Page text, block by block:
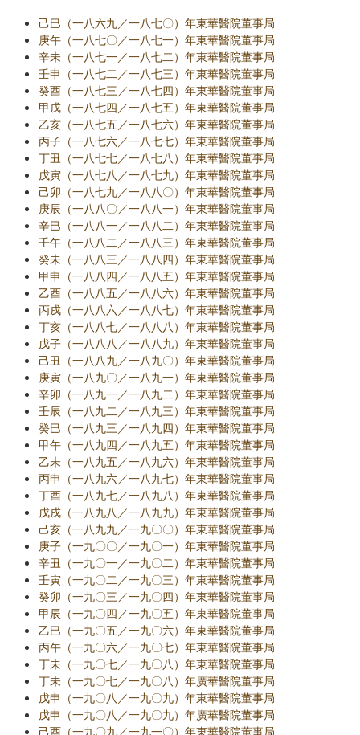
己巳（一八六九／一八七〇）年東華醫院董事局
庚午（一八七〇／一八七一）年東華醫院董事局
辛未（一八七一／一八七二）年東華醫院董事局
壬申（一八七二／一八七三）年東華醫院董事局
癸酉（一八七三／一八七四）年東華醫院董事局
甲戌（一八七四／一八七五）年東華醫院董事局
乙亥（一八七五／一八七六）年東華醫院董事局
丙子（一八七六／一八七七）年東華醫院董事局
丁丑（一八七七／一八七八）年東華醫院董事局
戊寅（一八七八／一八七九）年東華醫院董事局
己卯（一八七九／一八八〇）年東華醫院董事局
庚辰（一八八〇／一八八一）年東華醫院董事局
辛巳（一八八一／一八八二）年東華醫院董事局
壬午（一八八二／一八八三）年東華醫院董事局
癸未（一八八三／一八八四）年東華醫院董事局
甲申（一八八四／一八八五）年東華醫院董事局
乙酉（一八八五／一八八六）年東華醫院董事局
丙戌（一八八六／一八八七）年東華醫院董事局
丁亥（一八八七／一八八八）年東華醫院董事局
戊子（一八八八／一八八九）年東華醫院董事局
己丑（一八八九／一八九〇）年東華醫院董事局
庚寅（一八九〇／一八九一）年東華醫院董事局
辛卯（一八九一／一八九二）年東華醫院董事局
壬辰（一八九二／一八九三）年東華醫院董事局
癸巳（一八九三／一八九四）年東華醫院董事局
甲午（一八九四／一八九五）年東華醫院董事局
乙未（一八九五／一八九六）年東華醫院董事局
丙申（一八九六／一八九七）年東華醫院董事局
丁酉（一八九七／一八九八）年東華醫院董事局
戊戌（一八九八／一八九九）年東華醫院董事局
己亥（一八九九／一九〇〇）年東華醫院董事局
庚子（一九〇〇／一九〇一）年東華醫院董事局
辛丑（一九〇一／一九〇二）年東華醫院董事局
壬寅（一九〇二／一九〇三）年東華醫院董事局
癸卯（一九〇三／一九〇四）年東華醫院董事局
甲辰（一九〇四／一九〇五）年東華醫院董事局
乙巳（一九〇五／一九〇六）年東華醫院董事局
丙午（一九〇六／一九〇七）年東華醫院董事局
丁未（一九〇七／一九〇八）年東華醫院董事局
丁未（一九〇七／一九〇八）年廣華醫院董事局
戊申（一九〇八／一九〇九）年東華醫院董事局
戊申（一九〇八／一九〇九）年廣華醫院董事局
己酉（一九〇九／一九一〇）年東華醫院董事局